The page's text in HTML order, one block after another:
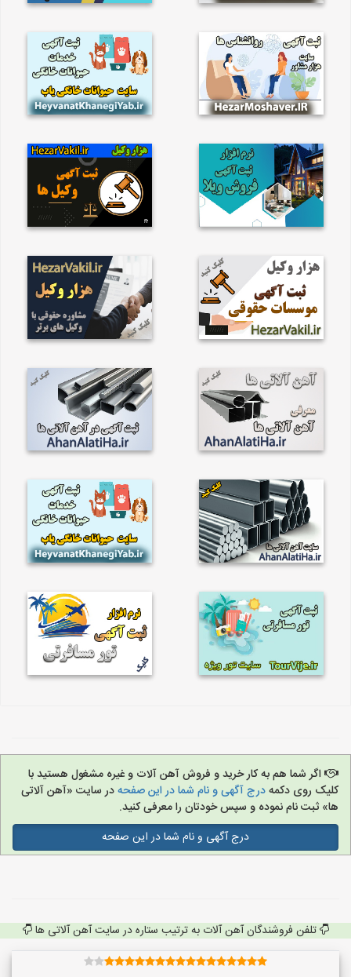
اگر شما هم به کار خرید و فروش آهن آلات و غیره مشغول هستید با
کلیک روی دکمهدرج آگهی و نام شما در این صفحهدر سایت «آهن آلاتی
ها» ثبت نام نموده و سپس خودتان را معرفی کنید.
درج آگهی و نام شما در این صفحه
تلفن فروشندگان آهن آلات به ترتیب ستاره در سایت آهن آلاتی ها